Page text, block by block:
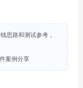
思路和测试参考，
案例分享